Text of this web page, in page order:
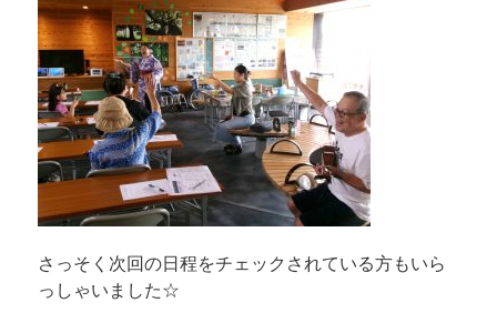
さっそく次回の日程をチェックされている方もいら
っしゃいました☆